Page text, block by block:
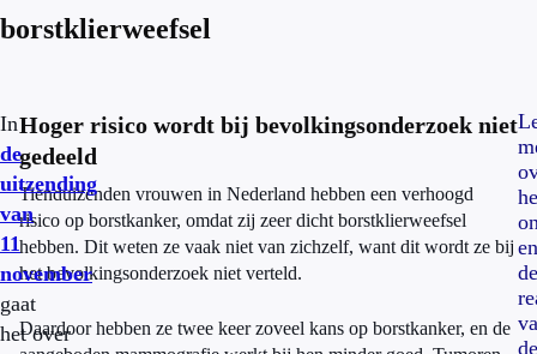
borstklierweefsel
In
de
uitzending
van
11
november
gaat
het over
Hoger risico wordt bij bevolkingsonderzoek niet
gedeeld
Tienduizenden vrouwen in Nederland hebben een verhoogd
risico op borstkanker, omdat zij zeer dicht borstklierweefsel
hebben. Dit weten ze vaak niet van zichzelf, want dit wordt ze bij
het bevolkingsonderzoek niet verteld.
Daardoor hebben ze twee keer zoveel kans op borstkanker, en de
en
de
de